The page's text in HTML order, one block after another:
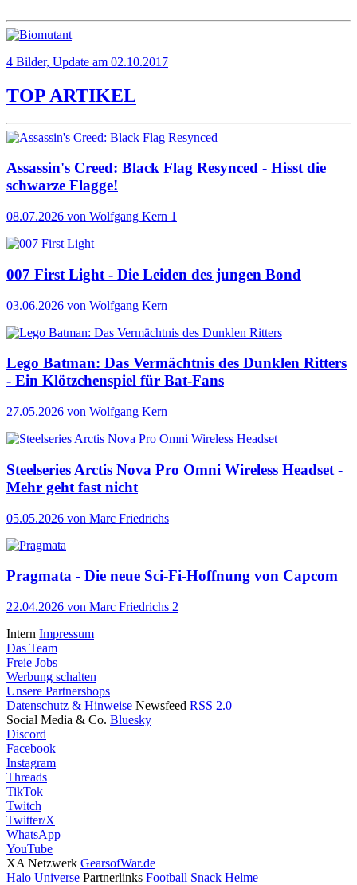
4 Bilder, Update am 02.10.2017
TOP ARTIKEL
Assassin's Creed: Black Flag Resynced - Hisst die
schwarze Flagge!
08.07.2026 von Wolfgang Kern 1
007 First Light - Die Leiden des jungen Bond
03.06.2026 von Wolfgang Kern
Lego Batman: Das Vermächtnis des Dunklen Ritters
- Ein Klötzchenspiel für Bat-Fans
27.05.2026 von Wolfgang Kern
Steelseries Arctis Nova Pro Omni Wireless Headset -
Mehr geht fast nicht
05.05.2026 von Marc Friedrichs
Pragmata - Die neue Sci-Fi-Hoffnung von Capcom
22.04.2026 von Marc Friedrichs 2
Intern Impressum
Das Team
Freie Jobs
Werbung schalten
Unsere Partnershops
Datenschutz & Hinweise Newsfeed RSS 2.0
Social Media & Co. Bluesky
Discord
Facebook
Instagram
Threads
TikTok
Twitch
Twitter/X
WhatsApp
YouTube
XA Netzwerk GearsofWar.de
Halo Universe Partnerlinks Football Snack Helme